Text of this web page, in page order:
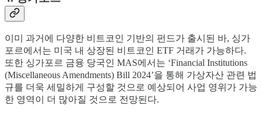
이미 과거에 다양한 비트코인 기반의 펀드가 출시된 바, 싱가
포르에서는 미국 내 상장된 비트코인 ETF 거래가 가능하다.
또한 싱가포르 금융 당국인 MAS에서는 ‘Financial Institutions
(Miscellaneous Amendments) Bill 2024’을 통해 가상자산 관련 법
규를 더욱 세밀하게 구성할 것으로 예상되어 사업 영위가 가능
한 영역이 더 많아질 것으로 전망된다.